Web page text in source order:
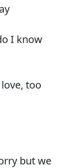
I know
too
but we